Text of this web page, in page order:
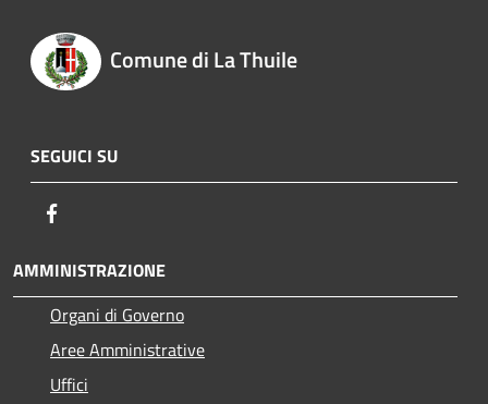
Comune di La Thuile
SEGUICI SU
AMMINISTRAZIONE
Organi di Governo
Aree Amministrative
Uffici